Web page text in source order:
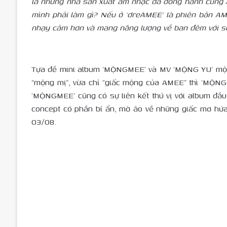
mình phải làm gì? Nếu ở ‘dreAMEE’ là phiên bản
nhạy cảm hơn và mang năng lượng về ban đêm với
Tựa đề mini album ‘MỘNGMEE’ và MV ‘MỘNG
“mộng mị”, vừa chỉ “giấc mộng của AMEE” thì
‘MỘNGMEE’ cũng có sự liên kết thú vị với album
concept có phần bí ẩn, mờ ảo về những giấc mơ
03/08.